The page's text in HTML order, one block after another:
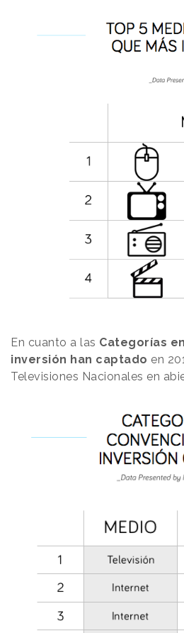
En cuanto a las Categorías
inversión han captado en
Televisiones Nacionales en